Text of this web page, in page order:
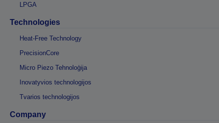
LPGA
Technologies
Heat-Free Technology
PrecisionCore
Micro Piezo Tehnoloģija
Inovatyvios technologijos
Tvarios technologijos
Company